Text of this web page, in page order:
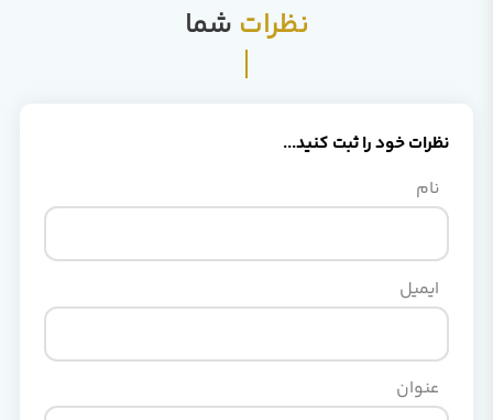
نظرات شما
نظرات خود را ثبت کنید...
نام
ایمیل
عنوان